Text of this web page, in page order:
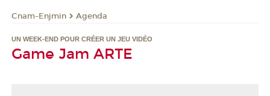
Cnam-Enjmin Agenda
UN WEEK-END POUR CRÉER UN JEU VIDÉO
Game Jam ARTE